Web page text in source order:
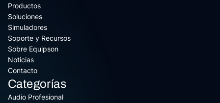
Productos
Soluciones
Simuladores
Soporte y Recursos
Sobre Equipson
Noticias
Contacto
Categorías
Audio Profesional